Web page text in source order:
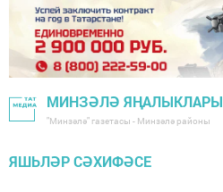
МИНЗӘЛӘ ЯҢАЛЫКЛАРЫ
"Минзәлә" газетасы - Минзәлә районы
ЯШЬЛӘР СӘХИФӘСЕ